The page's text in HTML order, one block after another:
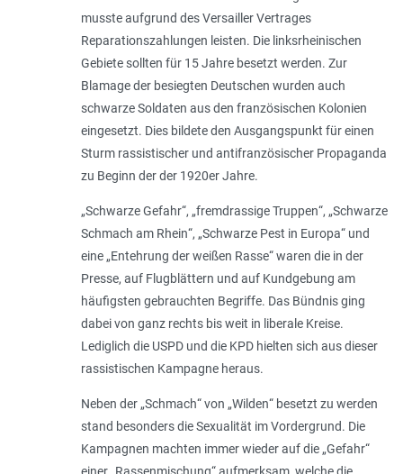
musste aufgrund des Versailler Vertrages
Reparationszahlungen leisten. Die linksrheinischen
Gebiete sollten für 15 Jahre besetzt werden. Zur
Blamage der besiegten Deutschen wurden auch
schwarze Soldaten aus den französischen Kolonien
eingesetzt. Dies bildete den Ausgangspunkt für einen
Sturm rassistischer und antifranzösischer Propaganda
zu Beginn der der 1920er Jahre.
„Schwarze Gefahr“, „fremdrassige Truppen“, „Schwarze
Schmach am Rhein“, „Schwarze Pest in Europa“ und
eine „Entehrung der weißen Rasse“ waren die in der
Presse, auf Flugblättern und auf Kundgebung am
häufigsten gebrauchten Begriffe. Das Bündnis ging
dabei von ganz rechts bis weit in liberale Kreise.
Lediglich die USPD und die KPD hielten sich aus dieser
rassistischen Kampagne heraus.
Neben der „Schmach“ von „Wilden“ besetzt zu werden
stand besonders die Sexua­lität im Vordergrund. Die
Kampagnen machten immer wieder auf die „Gefahr“
einer „Rassenmischung“ aufmerksam, welche die